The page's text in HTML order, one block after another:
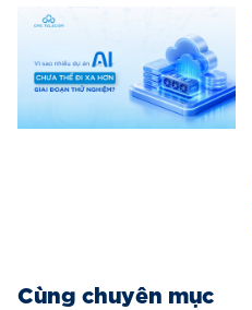
Cùng chuyên mục